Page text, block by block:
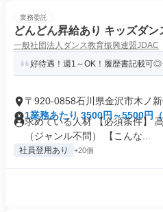
業務委託
どんどん昇給あり キッズダ
一般社団法人ダンス教育振興連盟JDAC
好待遇！週1～OK！履歴書記載可◎
〒920-0858石川県金沢市木ノ
1業務あたり 3500円～5500円
分）
求めている人材 【必須条件】
（ジャンル不問） 【こんな...
社員登用あり +20個